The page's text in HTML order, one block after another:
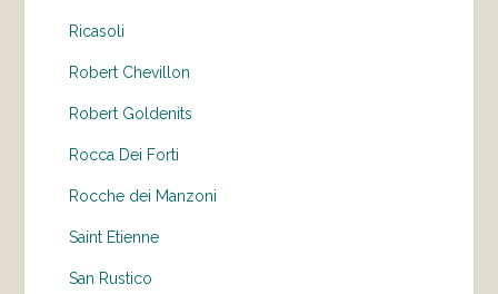
Ricasoli
Robert Chevillon
Robert Goldenits
Rocca Dei Forti
Rocche dei Manzoni
Saint Etienne
San Rustico